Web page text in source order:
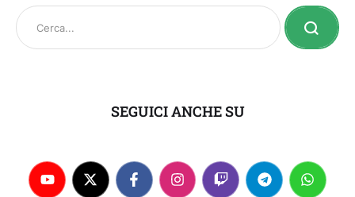
SEGUICI ANCHE SU